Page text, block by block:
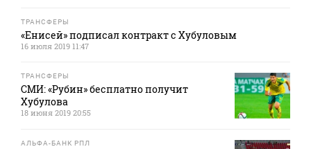
ТРАНСФЕРЫ
«Енисей» подписал контракт с Хубуловым
16 июля 2019 11:47
ТРАНСФЕРЫ
СМИ: «Рубин» бесплатно получит
Хубулова
18 июня 2019 20:55
АЛЬФА-БАНК РПЛ